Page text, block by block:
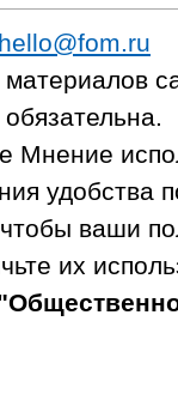
hello@fom.ru
Мнение
удобства
ваши
их